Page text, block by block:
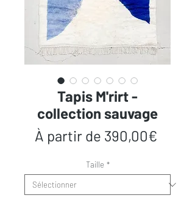
Tapis M'rirt -
collection sauvage
À partir de 390,00€
Taille *